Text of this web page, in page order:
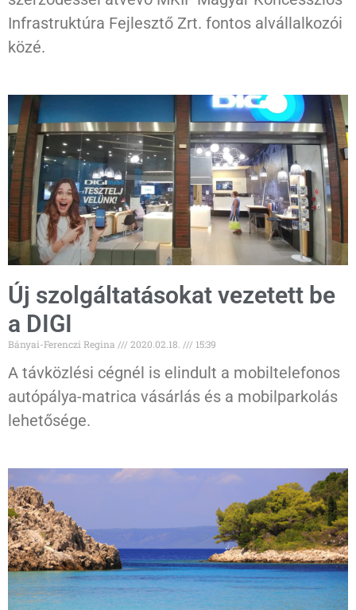
Infrastruktúra Fejlesztő Zrt. fontos alvállalkozói
közé.
Új szolgáltatásokat vezetett be
a DIGI
Bányai-Ferenczi Regina 2020.02.18. 15:39
A távközlési cégnél is elindult a mobiltelefonos
autópálya-matrica vásárlás és a mobilparkolás
lehetősége.